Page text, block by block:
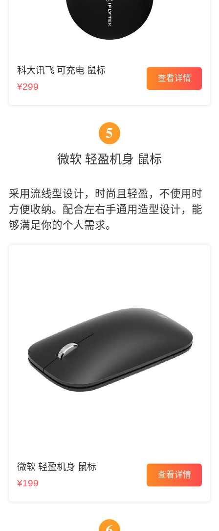
科大讯飞 可充电 鼠标
¥299
查看详情
5
微软 轻盈机身 鼠标
采用流线型设计，时尚且轻盈，不使用时
方便收纳。配合左右手通用造型设计，能
够满足你的个人需求。
微软 轻盈机身 鼠标
¥199
查看详情